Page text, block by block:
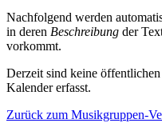
Nachfolgend werden
in deren Beschreibung der
vorkommt.
Derzeit sind keine
Kalender erfasst.
Zurück zum Musikgruppen-